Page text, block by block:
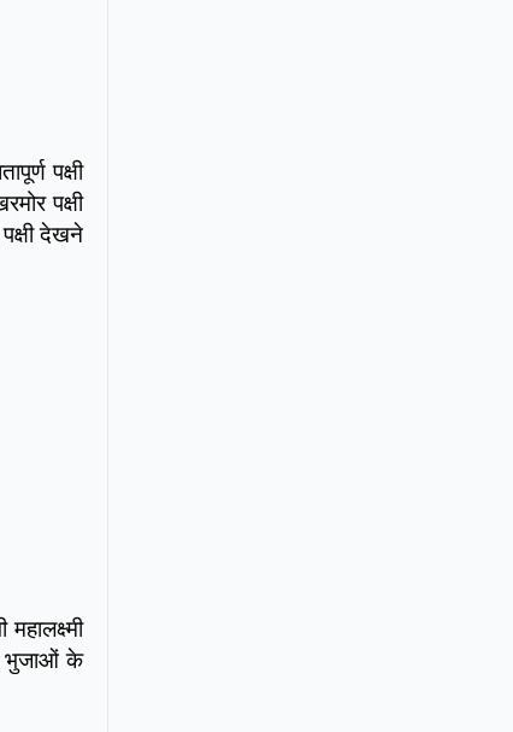
पक्षी
पक्षी
देखने
भुजाओं के